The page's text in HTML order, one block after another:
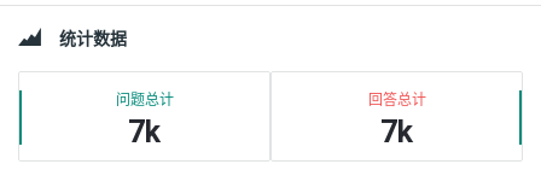
栏
统计数据
问题总计
7k
回答总计
7k